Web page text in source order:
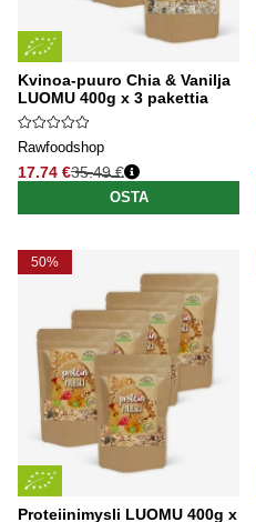
Kvinoa-puuro Chia & Vanilja
LUOMU 400g x 3 pakettia
Rawfoodshop
17.74 €
Normaali hinta
35.49 €
OSTA
50%
Proteiinimysli LUOMU 400g x